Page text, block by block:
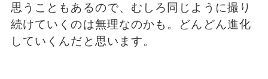
思うこともあるので、むしろ同じように撮り
続けていくのは無理なのかも。どんどん進化
していくんだと思います。